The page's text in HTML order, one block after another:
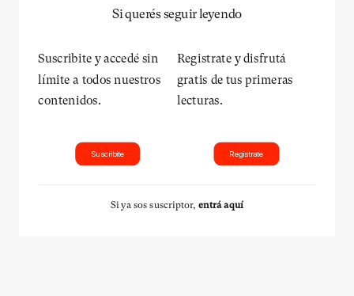
Si querés seguir leyendo
Suscribite y accedé sin
límite a todos nuestros
contenidos.
Suscribite
Registrate y disfrutá
gratis de tus primeras
lecturas.
Registrate
Si ya sos suscriptor, entrá aquí